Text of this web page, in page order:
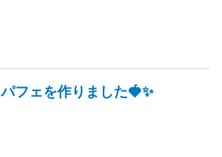
パフェを作りました🍓✨